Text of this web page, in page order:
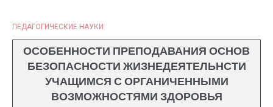
ПЕДАГОГИЧЕСКИЕ НАУКИ
ОСОБЕННОСТИ ПРЕПОДАВАНИЯ ОСНОВ
БЕЗОПАСНОСТИ ЖИЗНЕДЕЯТЕЛЬНСТИ
УЧАЩИМСЯ С ОРГАНИЧЕННЫМИ
ВОЗМОЖНОСТЯМИ ЗДОРОВЬЯ